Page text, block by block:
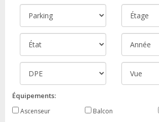
Équipements:
Ascenseur Balcon